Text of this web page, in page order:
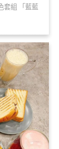
套組 「藍藍